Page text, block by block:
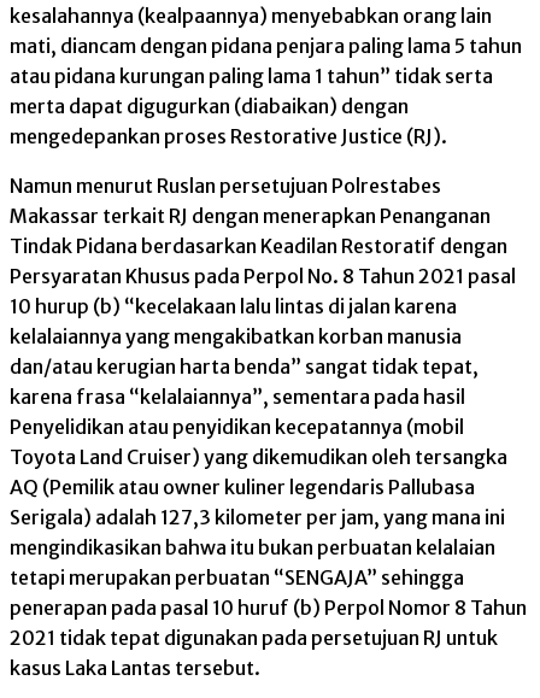
kesalahannya (kealpaannya) menyebabkan orang lain
mati, diancam dengan pidana penjara paling lama 5 tahun
atau pidana kurungan paling lama 1 tahun” tidak serta
merta dapat digugurkan (diabaikan) dengan
mengedepankan proses Restorative Justice (RJ).
Namun menurut Ruslan persetujuan Polrestabes
Makassar terkait RJ dengan menerapkan Penanganan
Tindak Pidana berdasarkan Keadilan Restoratif dengan
Persyaratan Khusus pada Perpol No. 8 Tahun 2021 pasal
10 hurup (b) “kecelakaan lalu lintas di jalan karena
kelalaiannya yang mengakibatkan korban manusia
dan/atau kerugian harta benda” sangat tidak tepat,
karena frasa “kelalaiannya”, sementara pada hasil
Penyelidikan atau penyidikan kecepatannya (mobil
Toyota Land Cruiser) yang dikemudikan oleh tersangka
AQ (Pemilik atau owner kuliner legendaris Pallubasa
Serigala) adalah 127,3 kilometer per jam, yang mana ini
mengindikasikan bahwa itu bukan perbuatan kelalaian
tetapi merupakan perbuatan “SENGAJA” sehingga
penerapan pada pasal 10 huruf (b) Perpol Nomor 8 Tahun
2021 tidak tepat digunakan pada persetujuan RJ untuk
kasus Laka Lantas tersebut.